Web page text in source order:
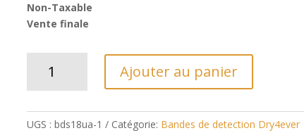
Non-Taxable
Vente finale
Bandes
de
détection
Ajouter au panier
UGS : bds18ua-1 Catégorie: Bandes de detection Dry4ever